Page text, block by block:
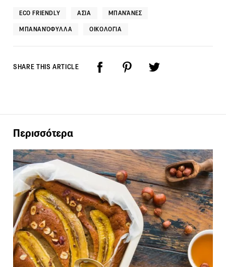
ECO FRIENDLY ΑΣΊΑ ΜΠΑΝΆΝΕΣ
ΜΠΑΝΑΝΌΦΥΛΛΑ ΟΙΚΟΛΟΓΊΑ
SHARE THIS ARTICLE
Περισσότερα